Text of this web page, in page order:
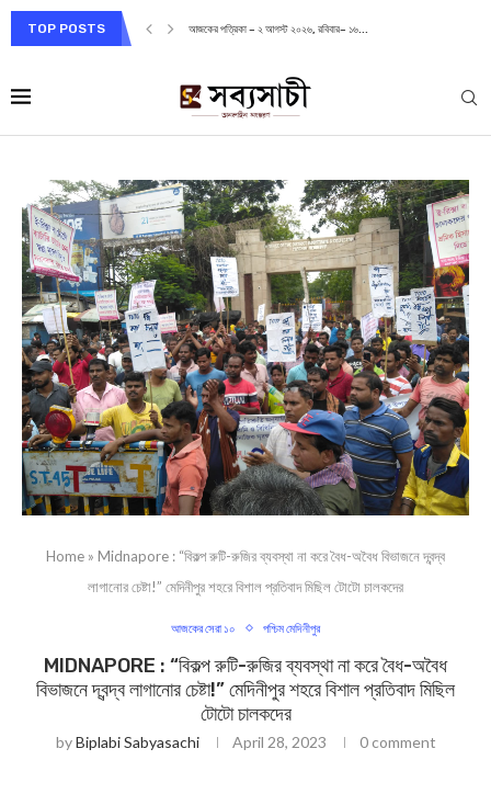
TOP POSTS আজকের পত্রিকা – ২ আগস্ট ২০২৬, রবিবার– ১৬...
Home » Midnapore : “বিকল্প রুটি-রুজির ব্যবস্থা না করে বৈধ-অবৈধ বিভাজনে দ্বন্দ্ব
লাগানোর চেষ্টা!” মেদিনীপুর শহরে বিশাল প্রতিবাদ মিছিল টোটো চালকদের
আজকের সেরা ১০ পশ্চিম মেদিনীপুর
MIDNAPORE : “বিকল্প রুটি-রুজির ব্যবস্থা না করে বৈধ-অবৈধ
বিভাজনে দ্বন্দ্ব লাগানোর চেষ্টা!” মেদিনীপুর শহরে বিশাল প্রতিবাদ মিছিল
টোটো চালকদের
byBiplabi Sabyasachi April 28, 2023 0 comment